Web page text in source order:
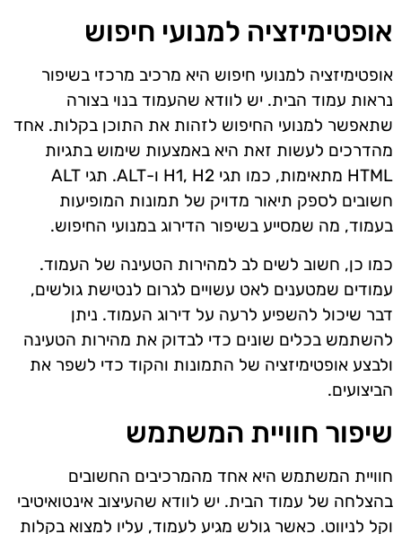
אופטימיזציה למנועי חיפוש
אופטימיזציה למנועי חיפוש היא מרכיב מרכזי בשיפור
נראות עמוד הבית. יש לוודא שהעמוד בנוי בצורה
שתאפשר למנועי החיפוש לזהות את התוכן בקלות. אחד
מהדרכים לעשות זאת היא באמצעות שימוש בתגיות
HTML מתאימות, כמו תגי H1, H2 ו-ALT. תגי ALT
חשובים לספק תיאור מדויק של תמונות המופיעות
בעמוד, מה שמסייע בשיפור הדירוג במנועי החיפוש.
כמו כן, חשוב לשים לב למהירות הטעינה של העמוד.
עמודים שמטענים לאט עשויים לגרום לנטישת גולשים,
דבר שיכול להשפיע לרעה על דירוג העמוד. ניתן
להשתמש בכלים שונים כדי לבדוק את מהירות הטעינה
ולבצע אופטימיזציה של התמונות והקוד כדי לשפר את
הביצועים.
שיפור חוויית המשתמש
חוויית המשתמש היא אחד מהמרכיבים החשובים
בהצלחה של עמוד הבית. יש לוודא שהעיצוב אינטואיטיבי
וקל לניווט. כאשר גולש מגיע לעמוד, עליו למצוא בקלות